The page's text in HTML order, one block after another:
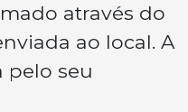
através do
ao local. A
pelo seu